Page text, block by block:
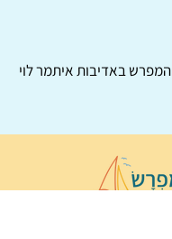
המפרשבאדיבות איתמר לוי